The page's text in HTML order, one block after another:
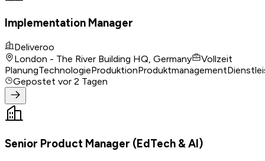
Implementation Manager
Deliveroo
London - The River Building HQ, Germany
Vollzeit
PlanungTechnologieProduktionProduktmanagement
Gepostet vor 2 Tagen
Senior Product Manager (EdTech & AI)